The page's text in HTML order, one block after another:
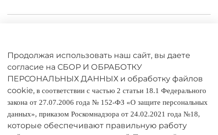
Политика конфиденциальности
Оплата и доставка
Условия обмена и возврата
Реквизиты
Продолжая использовать наш сайт, вы даете
согласие на СБОР И ОБРАБОТКУ
ПЕРСОНАЛЬНЫХ ДАННЫХ и обработку файлов
cookie, в соответствии с частью 2 статьи 18.1 Федерального
закона от 27.07.2006 года № 152-ФЗ «О защите персональных
данных», приказом Роскомнадзора от 24.02.2021 года №18,
которые обеспечивают правильную работу